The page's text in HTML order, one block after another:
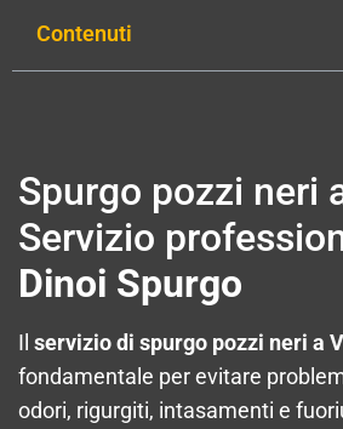
Contenuti
Spurgo pozzi neri
Servizio
Dinoi Spurgo
Il servizio di spurgo pozzi neri a
fondamentale per evitare
odori, rigurgiti, intasamenti e